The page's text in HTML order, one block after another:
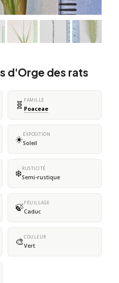
d'Orge des rats
🧬 FAMILLE
Poaceae
☀️EXPOSITION
Soleil
❄️RUSTICITÉ
Semi-rustique
🍃FEUILLAGE
Caduc
🎨COULEUR
Vert